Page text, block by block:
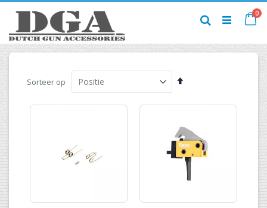
naar
de
inhoud
0
Zoek
Sorteer op
Van